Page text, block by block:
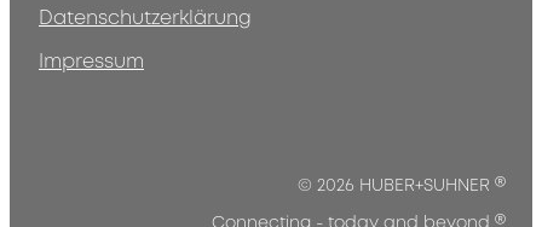
Datenschutzerklärung
Impressum
© 2026 HUBER+SUHNER ®